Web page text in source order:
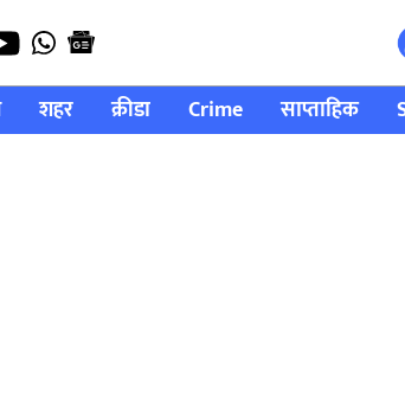
शहर क्रीडा Crime साप्ताहिक